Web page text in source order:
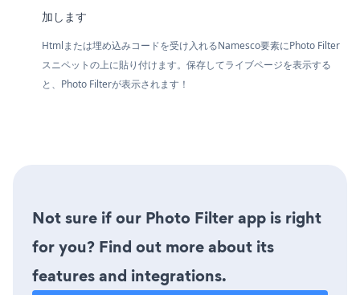
加します
Htmlまたは埋め込みコードを受け入れるNamesco要素にPhoto Filter
スニペットの上に貼り付けます。保存してライブページを表示する
と、Photo Filterが表示されます！
Not sure if our Photo Filter app is right
for you? Find out more about its
features and integrations.